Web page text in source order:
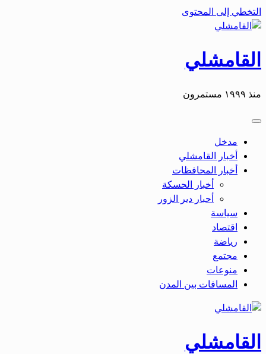
التخطي إلى المحتوى
القامشلي
منذ ١٩٩٩ مستمرون
مدخل
أخبار القامشلي
أخبار المحافظات
أخبار الحسكة
أحبار دير الزور
سياسة
اقتصاد
رياضة
مجتمع
منوعات
المسافات بين المدن
القامشلي